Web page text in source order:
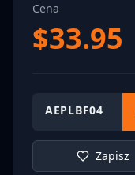
Cena
$33.95
AEPLBF04
Zapisz